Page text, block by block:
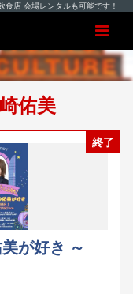
食店 会場レンタルも可能です！
佑美
終了
が好き ～